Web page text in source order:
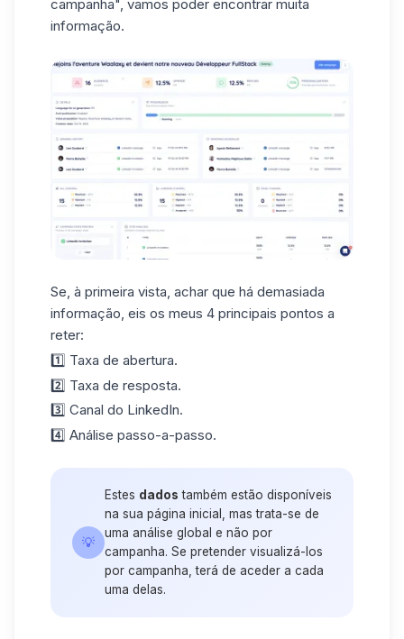
campanha", vamos poder encontrar muita
informação.
Se, à primeira vista, achar que há demasiada
informação, eis os meus 4 principais pontos a
reter:
1️⃣ Taxa de abertura.
2️⃣ Taxa de resposta.
3️⃣ Canal do LinkedIn.
4️⃣ Análise passo-a-passo.
💡
Estes dados também estão disponíveis
na sua página inicial, mas trata-se de
uma análise global e não por
campanha. Se pretender visualizá-los
por campanha, terá de aceder a cada
uma delas.